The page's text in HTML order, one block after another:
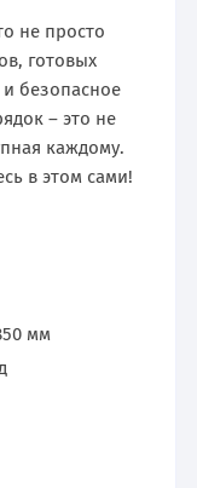
не просто
готовых
безопасное
– это не
каждому.
в этом сами!
мм